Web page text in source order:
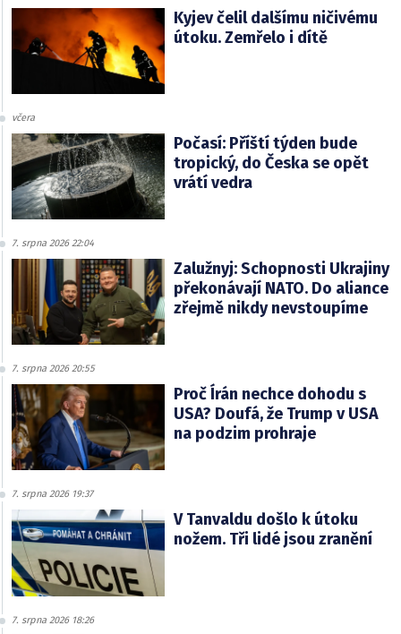
Kyjev čelil dalšímu ničivému
útoku. Zemřelo i dítě
včera
Počasí: Příští týden bude
tropický, do Česka se opět
vrátí vedra
7. srpna 2026 22:04
Zalužnyj: Schopnosti Ukrajiny
překonávají NATO. Do aliance
zřejmě nikdy nevstoupíme
7. srpna 2026 20:55
Proč Írán nechce dohodu s
USA? Doufá, že Trump v USA
na podzim prohraje
7. srpna 2026 19:37
V Tanvaldu došlo k útoku
nožem. Tři lidé jsou zranění
7. srpna 2026 18:26